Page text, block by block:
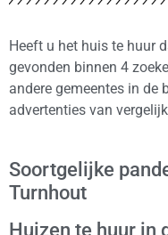
Heeft u het huis te huur
gevonden binnen 4
andere gemeentes in de
advertenties van
Soortgelijke
Turnhout
Huizen te huur in